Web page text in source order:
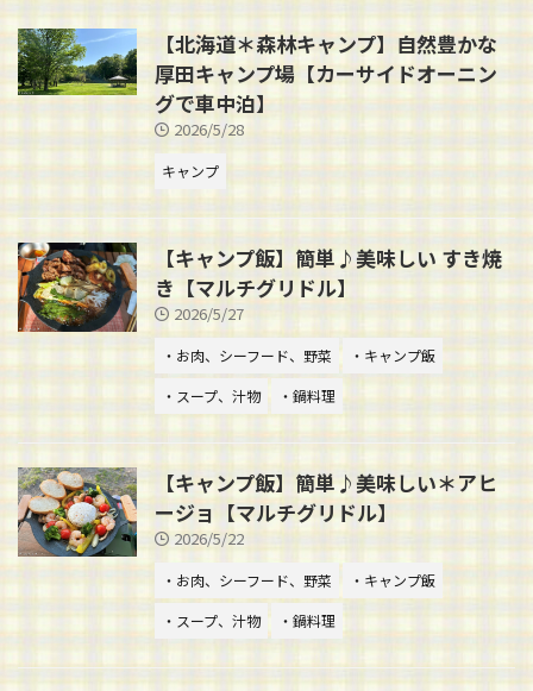
【北海道＊森林キャンプ】自然豊かな
厚田キャンプ場【カーサイドオーニン
グで車中泊】
2026/5/28
キャンプ
【キャンプ飯】簡単♪美味しい すき焼
き【マルチグリドル】
2026/5/27
・お肉、シーフード、野菜
・キャンプ飯
・スープ、汁物
・鍋料理
【キャンプ飯】簡単♪美味しい＊アヒ
ージョ【マルチグリドル】
2026/5/22
・お肉、シーフード、野菜
・キャンプ飯
・スープ、汁物
・鍋料理